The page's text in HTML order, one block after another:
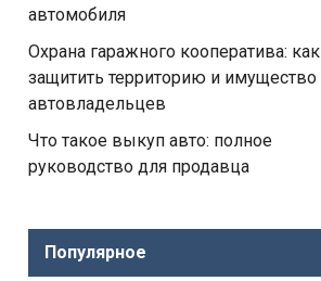
автомобиля
Охрана гаражного кооператива: как
защитить территорию и имущество
автовладельцев
Что такое выкуп авто: полное
руководство для продавца
Популярное